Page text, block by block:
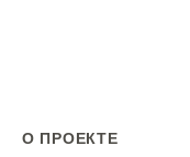
О ПРОЕКТЕ